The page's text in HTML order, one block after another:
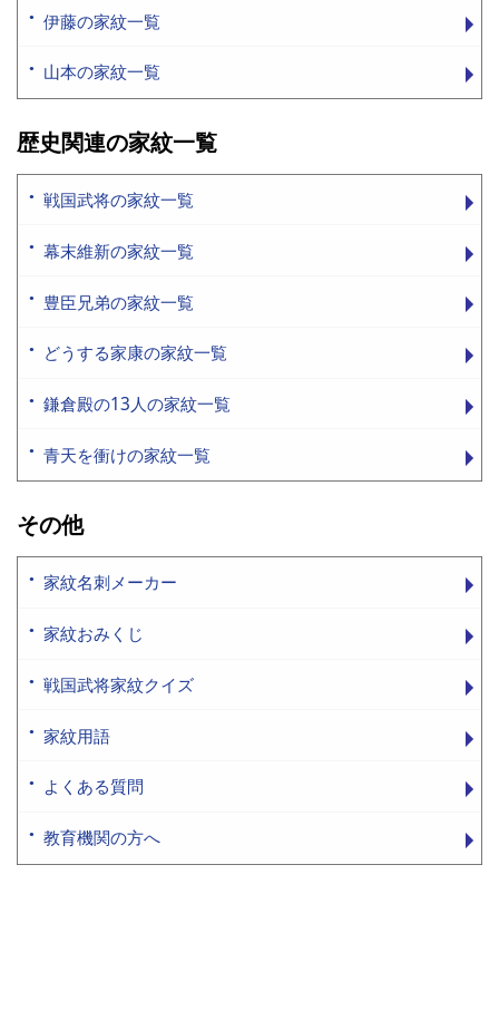
伊藤の家紋一覧
山本の家紋一覧
歴史関連の家紋一覧
戦国武将の家紋一覧
幕末維新の家紋一覧
豊臣兄弟の家紋一覧
どうする家康の家紋一覧
鎌倉殿の13人の家紋一覧
青天を衝けの家紋一覧
その他
家紋名刺メーカー
家紋おみくじ
戦国武将家紋クイズ
家紋用語
よくある質問
教育機関の方へ